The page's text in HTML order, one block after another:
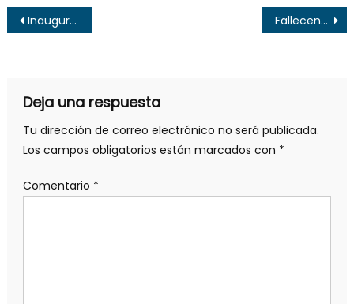
Navegación
de
Inauguran parque en Lomas del Tecana Fallecen dos ancianos del Hogar Narcisa Castillo
Deja una respuesta
Tu dirección de correo electrónico no será publicada.
Los campos obligatorios están marcados con *
Comentario *